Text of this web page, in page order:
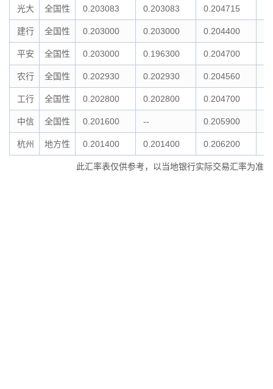
光大 全国性 0.203083 0.203083 0.204715
建行 全国性 0.203000 0.203000 0.204400
平安 全国性 0.203000 0.196300 0.204700
农行 全国性 0.202930 0.202930 0.204560
工行 全国性 0.202800 0.202800 0.204700
中信 全国性 0.201600 -- 0.205900
杭州 地方性 0.201400 0.201400 0.206200
此汇率表仅供参考，以当地银行实际交易汇率为准